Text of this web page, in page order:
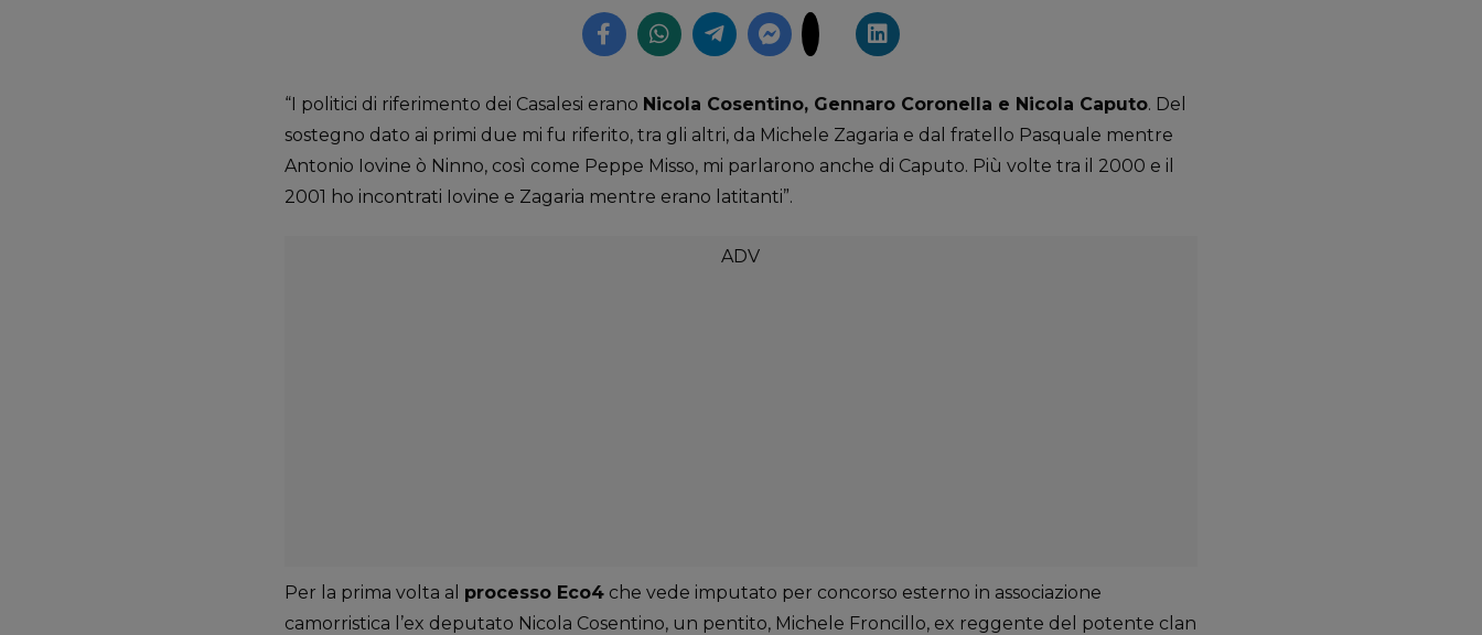
“I politici di riferimento dei Casalesi erano Nicola Cosentino, Gennaro Coronella e Nicola Caputo. Del
sostegno dato ai primi due mi fu riferito, tra gli altri, da Michele Zagaria e dal fratello Pasquale mentre
Antonio Iovine ò Ninno, così come Peppe Misso, mi parlarono anche di Caputo. Più volte tra il 2000 e il
2001 ho incontrati Iovine e Zagaria mentre erano latitanti”.
Per la prima volta al processo Eco4che vede imputato per concorso esterno in associazione
camorristica l’ex deputato Nicola Cosentino, un pentito, Michele Froncillo, ex reggente del potente clan